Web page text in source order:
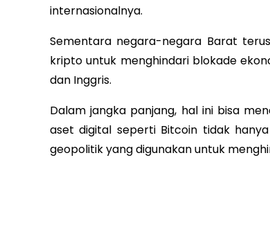
internasionalnya.
Sementara negara-negara Barat
kripto untuk menghindari blokade
dan Inggris.
Dalam jangka panjang, hal ini bisa
aset digital seperti Bitcoin tidak
geopolitik yang digunakan untuk